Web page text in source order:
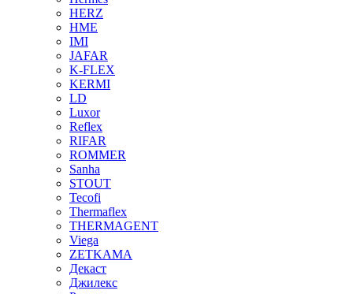
HERZ
HME
IMI
JAFAR
K-FLEX
KERMI
LD
Luxor
Reflex
RIFAR
ROMMER
Sanha
STOUT
Tecofi
Thermaflex
THERMAGENT
Viega
ZETKAMA
Декаст
Джилекс